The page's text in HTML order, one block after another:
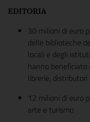
EDITORIA
30 milioni di euro
delle biblioteche
locali e degli
hanno
librerie,
12 milioni di euro
arte e turismo